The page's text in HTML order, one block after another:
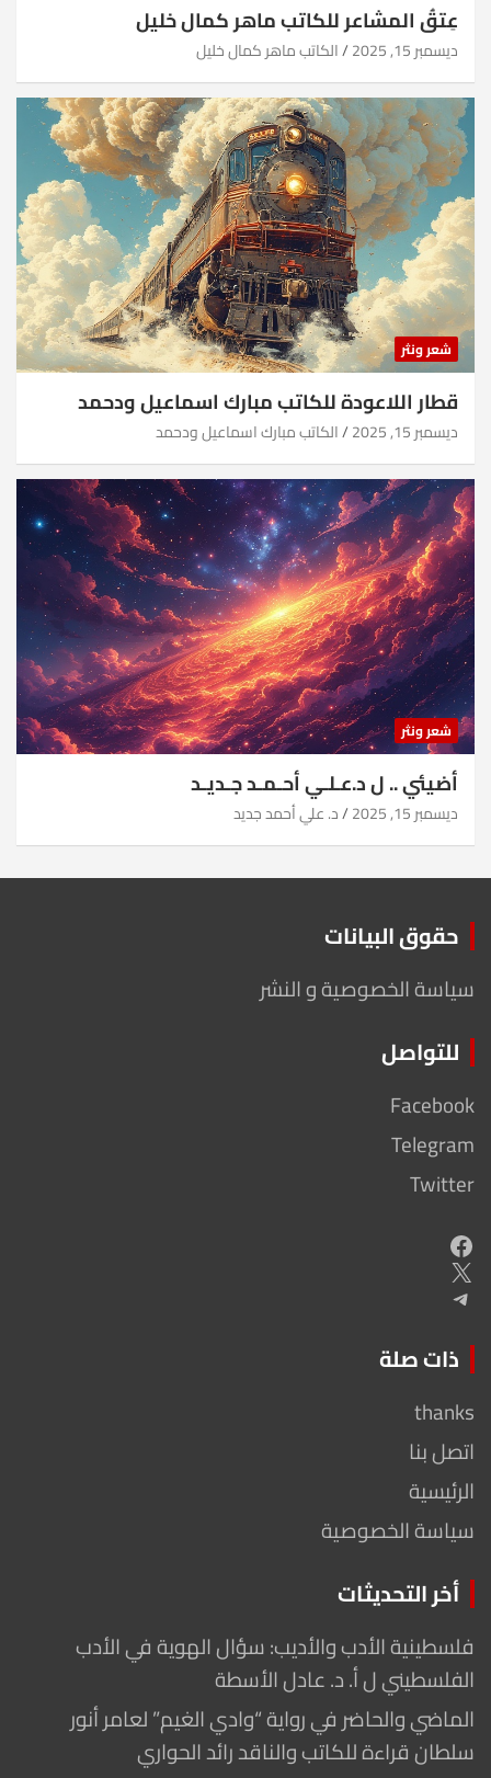
عِتقُ المشاعر للكاتب ماهر كمال خليل
ديسمبر 15, 2025 الكاتب ماهر كمال خليل
شعر ونثر
قطار اللاعودة للكاتب مبارك اسماعيل ودحمد
ديسمبر 15, 2025 الكاتب مبارك اسماعيل ودحمد
شعر ونثر
أضيئي .. ل د.عـلـي أحـمـد جـديـد
ديسمبر 15, 2025 د. علي أحمد جديد
حقوق البيانات
سياسة الخصوصية و النشر
للتواصل
Facebook
Telegram
Twitter
Facebook
X
Telegram
ذات صلة
thanks
اتصل بنا
الرئيسية
سياسة الخصوصية
أخر التحديثات
فلسطينية الأدب والأديب: سؤال الهوية في الأدب
الفلسطيني ل أ. د. عادل الأسطة
الماضي والحاضر في رواية “وادي الغيم” لعامر أنور
سلطان قراءة للكاتب والناقد رائد الحواري